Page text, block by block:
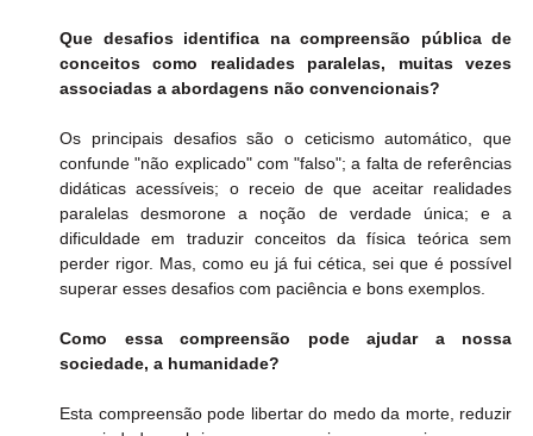
Que desafios identifica na compreensão pública de
conceitos como realidades paralelas, muitas vezes
associadas a abordagens não convencionais?
Os principais desafios são o ceticismo automático, que
confunde "não explicado" com "falso"; a falta de referências
didáticas acessíveis; o receio de que aceitar realidades
paralelas desmorone a noção de verdade única; e a
dificuldade em traduzir conceitos da física teórica sem
perder rigor. Mas, como eu já fui cética, sei que é possível
superar esses desafios com paciência e bons exemplos.
Como essa compreensão pode ajudar a nossa
sociedade, a humanidade?
Esta compreensão pode libertar do medo da morte, reduzir